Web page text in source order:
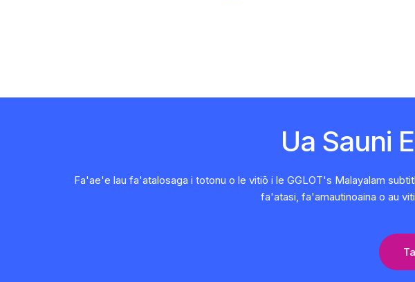
Ua Sauni
Fa'ae'e lau fa'atalosaga i totonu o le vitiō i le GGLOT's Malayalam
fa'atasi, fa'amautinoaina o au